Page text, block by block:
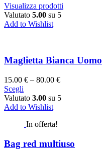
Visualizza prodotti
Valutato 5.00 su 5
Add to Wishlist
Maglietta Bianca Uomo
15.00 € – 80.00 €
Scegli
Valutato 3.00 su 5
Add to Wishlist
In offerta!
Bag red multiuso